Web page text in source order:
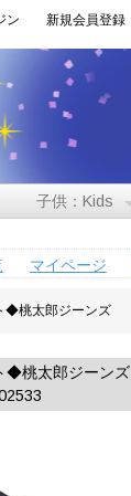
ン 新規会員登録
子供：Kids
マイページ
◆桃太郎ジーンズ
◆桃太郎ジーンズ